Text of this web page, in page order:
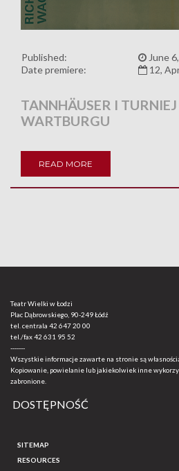
Published:
June
Date premiere:
12,
TANNHÄUSER I
WARTBURGU
READ MORE
Teatr Wielki w Łodzi
Plac Dąbrowskiego, 90-249 Łódź
tel. centrala 42 647 20 00
tel./fax42 631 95 52
-------
Wszystkie informacje zawarte na stronie są
Kopiowanie, powielanie lub jakiekolwiek inne
zabronione.
DOSTĘPNOŚĆ
SITEMAP
RESOURCES